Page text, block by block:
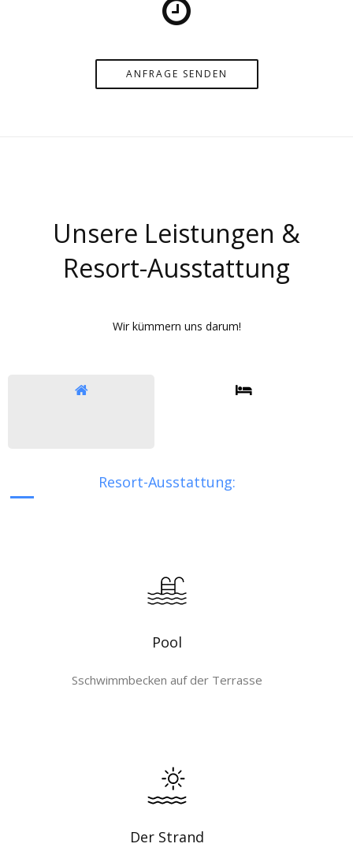
ANFRAGE SENDEN
Unsere Leistungen &
Resort-Ausstattung
Wir kümmern uns darum!
Resort-Ausstattung:
Pool
Sschwimmbecken auf der Terrasse
Der Strand